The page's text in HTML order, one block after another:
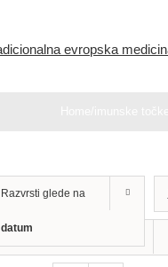
Razvrsti glede na
datum